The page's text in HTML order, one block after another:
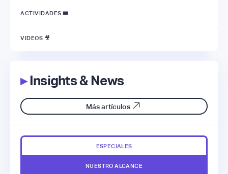
ACTIVIDADES 🎟
VIDEOS 🎥
▸Insights & News
Más artículos
ESPECIALES
NUESTRO ALCANCE